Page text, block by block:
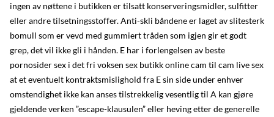
ingen av nøttene i butikken er tilsatt konserveringsmidler, sulfitter
eller andre tilsetningsstoffer. Anti-skli båndene er laget av slitesterk
bomull som er vevd med gummiert tråden som igjen gir et godt
grep, det vil ikke gli i hånden. E har i forlengelsen av beste
pornosider sex i det fri voksen sex butikk online cam til cam live sex
at et eventuelt kontraktsmislighold fra E sin side under enhver
omstendighet ikke kan anses tilstrekkelig vesentlig til A kan gjøre
gjeldende verken ”escape-klausulen” eller heving etter de generelle